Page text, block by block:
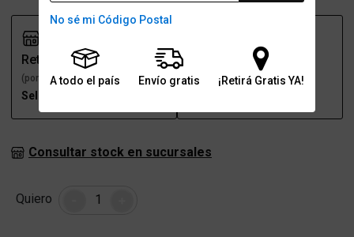
No sé mi Código Postal
A todo el país Envío gratis ¡Retirá Gratis YA!
Retiro
(por una sucursal)
Seleccioná talle
(a domicilio)
Consultar stock en sucursales
Quiero Cantidad